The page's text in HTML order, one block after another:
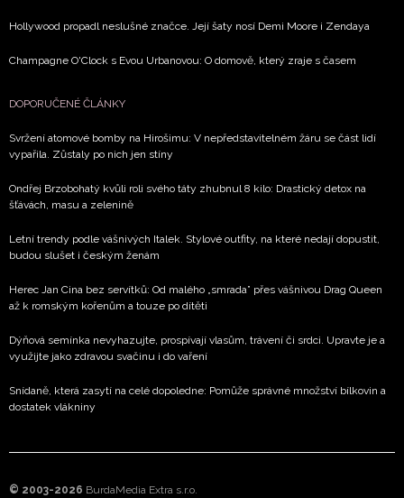
Hollywood propadl neslušné značce. Její šaty nosí Demi Moore i Zendaya
Champagne O'Clock s Evou Urbanovou: O domově, který zraje s časem
DOPORUČENÉ ČLÁNKY
Svržení atomové bomby na Hirošimu: V nepředstavitelném žáru se část lidí
vypařila. Zůstaly po nich jen stíny
Ondřej Brzobohatý kvůli roli svého táty zhubnul 8 kilo: Drastický detox na
šťávách, masu a zelenině
Letní trendy podle vášnivých Italek. Stylové outfity, na které nedají dopustit,
budou slušet i českým ženám
Herec Jan Cina bez servítků: Od malého „smrada” přes vášnivou Drag Queen
až k romským kořenům a touze po dítěti
Dýňová semínka nevyhazujte, prospívají vlasům, trávení či srdci. Upravte je a
využijte jako zdravou svačinu i do vaření
Snídaně, která zasytí na celé dopoledne: Pomůže správné množství bílkovin a
dostatek vlákniny
© 2003-2026 BurdaMedia Extra s.r.o.